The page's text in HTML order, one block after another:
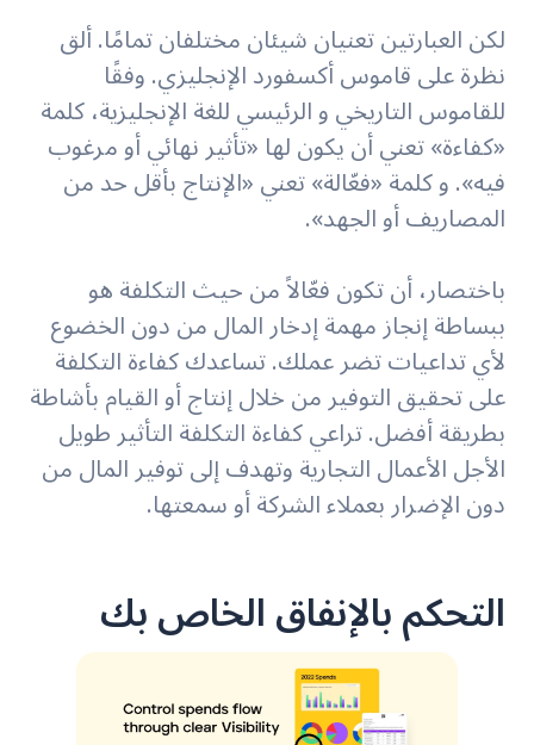
لكن العبارتين تعنيان شيئان مختلفان تمامًا. ألق
نظرة على قاموس أكسفورد الإنجليزي. وفقًا
للقاموس التاريخي و الرئيسي للغة الإنجليزية، كلمة
«كفاءة» تعني أن يكون لها «تأثير نهائي أو مرغوب
فيه». و كلمة «فعّالة» تعني «الإنتاج بأقل حد من
المصاريف أو الجهد».
باختصار، أن تكون فعّالاً من حيث التكلفة هو
ببساطة إنجاز مهمة إدخار المال من دون الخضوع
لأي تداعيات تضر عملك. تساعدك كفاءة التكلفة
على تحقيق التوفير من خلال إنتاج أو القيام بأشاطة
بطريقة أفضل. تراعي كفاءة التكلفة التأثير طويل
الأجل الأعمال التجارية وتهدف إلى توفير المال من
دون الإضرار بعملاء الشركة أو سمعتها.
التحكم بالإنفاق الخاص بك